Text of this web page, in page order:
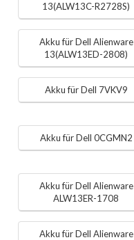
13(ALW13C-R2728S)
Akku für Dell Alienware
13(ALW13ED-2808)
Akku für Dell 7VKV9
Akku für Dell 0CGMN2
Akku für Dell Alienware
ALW13ER-1708
Akku für Dell Alienware